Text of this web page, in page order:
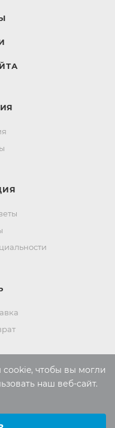
38-97
kover.ru
cookie, чтобы вы могли
наш веб-сайт.